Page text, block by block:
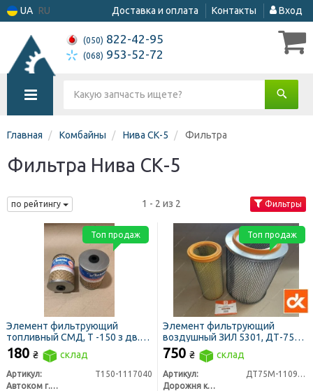
UA RU Доставка и оплата Контакты Вход
(050) 822-42-95
(068) 953-52-72
Главная Комбайны Нива СК-5 Фильтра
Фильтра Нива СК-5
по рейтингу 1 - 2 из 2 Фильтры
Элемент фильтрующий
топливный СМД, Т -150 з дв.
СМД, ДОН 1500, НИВА СК 5
сквозной (ЛААЗ)
180 ₴ склад
Артикул:
Т150-1117040
Автоком г. Ливны
Топ продаж
Элемент фильтрующий
воздушный ЗИЛ 5301, ДТ-75
(ДК)
750 ₴ склад
Артикул:
ДТ75М-1109560
Дорожня карта
Топ продаж